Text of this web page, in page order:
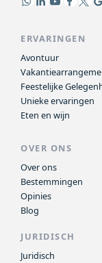
ERVARINGEN
Avontuur
Feestelijke
Unieke ervaringen
Eten en wijn
OVER ONS
Over ons
Bestemmingen
Opinies
Blog
JURIDISCH
Juridisch